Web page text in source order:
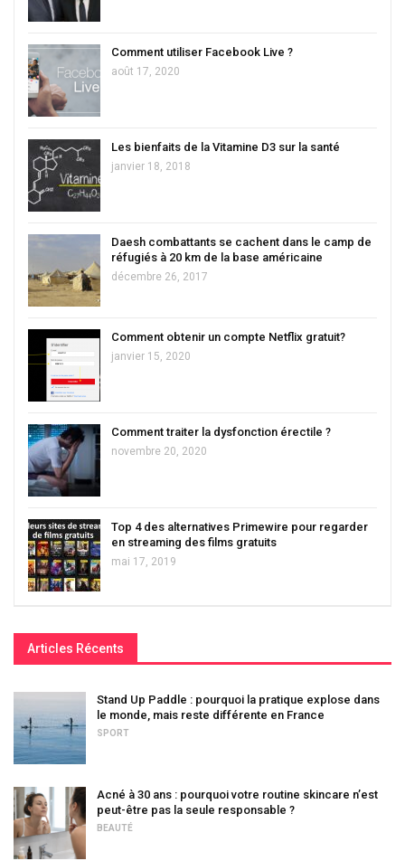
Comment utiliser Facebook Live ?
août 17, 2020
Les bienfaits de la Vitamine D3 sur la santé
janvier 18, 2018
Daesh combattants se cachent dans le camp de
réfugiés à 20 km de la base américaine
décembre 26, 2017
Comment obtenir un compte Netflix gratuit?
janvier 15, 2020
Comment traiter la dysfonction érectile ?
novembre 20, 2020
Top 4 des alternatives Primewire pour regarder
en streaming des films gratuits
mai 17, 2019
Articles Récents
Stand Up Paddle : pourquoi la pratique explose dans
le monde, mais reste différente en France
SPORT
Acné à 30 ans : pourquoi votre routine skincare n’est
peut-être pas la seule responsable ?
BEAUTÉ